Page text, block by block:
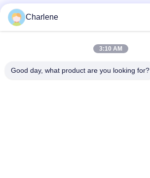
Charlene
3:10 AM
Good day, what product are you looking for?